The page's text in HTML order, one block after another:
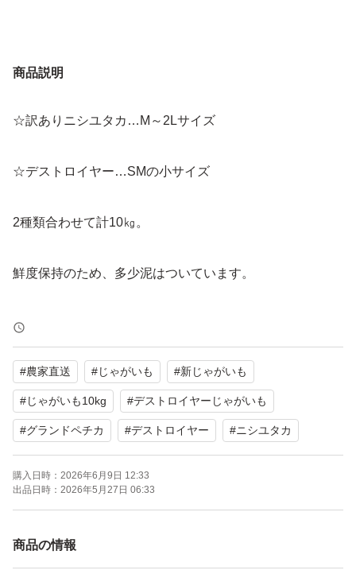
商品説明
☆訳ありニシユタカ…M～2Lサイズ
☆デストロイヤー…SMの小サイズ
2種類合わせて計10㎏。
鮮度保持のため、多少泥はついています。
#農家直送 #じゃがいも #新じゃがいも
#じゃがいも10kg #デストロイヤーじゃがいも
#グランドペチカ #デストロイヤー #ニシユタカ
購入日時： 2026年6月9日 12:33
出品日時： 2026年5月27日 06:33
商品の情報